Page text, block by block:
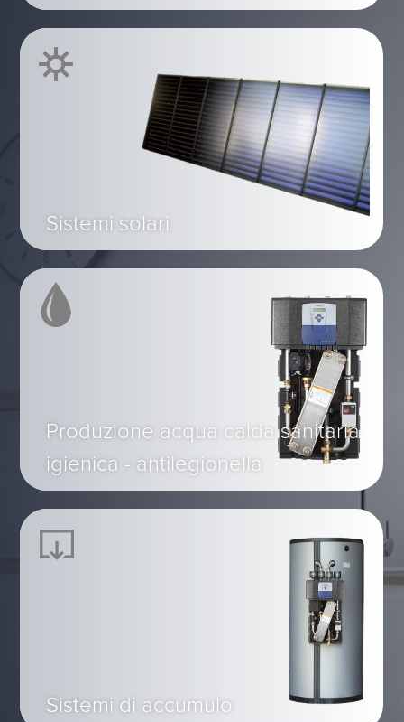
Sistemi solari
Produzione acqua calda sanitaria
igienica - antilegionella
Sistemi di accumulo